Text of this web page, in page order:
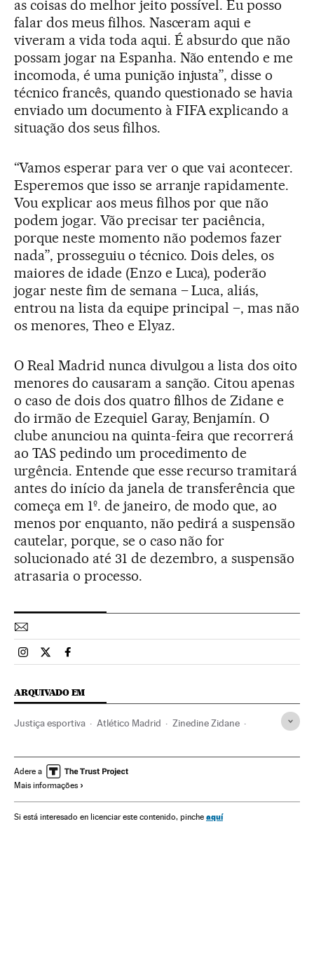
as coisas do melhor jeito possível. Eu posso
falar dos meus filhos. Nasceram aqui e
viveram a vida toda aqui. É absurdo que não
possam jogar na Espanha. Não entendo e me
incomoda, é uma punição injusta”, disse o
técnico francês, quando questionado se havia
enviado um documento à FIFA explicando a
situação dos seus filhos.
“Vamos esperar para ver o que vai acontecer.
Esperemos que isso se arranje rapidamente.
Vou explicar aos meus filhos por que não
podem jogar. Vão precisar ter paciência,
porque neste momento não podemos fazer
nada”, prosseguiu o técnico. Dois deles, os
maiores de idade (Enzo e Luca), poderão
jogar neste fim de semana – Luca, aliás,
entrou na lista da equipe principal –, mas não
os menores, Theo e Elyaz.
O Real Madrid nunca divulgou a lista dos oito
menores do causaram a sanção. Citou apenas
o caso de dois dos quatro filhos de Zidane e
do irmão de Ezequiel Garay, Benjamín. O
clube anunciou na quinta-feira que recorrerá
ao TAS pedindo um procedimento de
urgência. Entende que esse recurso tramitará
antes do início da janela de transferência que
começa em 1º. de janeiro, de modo que, ao
menos por enquanto, não pedirá a suspensão
cautelar, porque, se o caso não for
solucionado até 31 de dezembro, a suspensão
atrasaria o processo.
Esportes El País Brasil en Instagram
Esportes El País Brasil en Twitter
Esportes El País Brasil en Facebook
ARQUIVADO EM
Justiça esportiva Atlético Madrid Zinedine Zidane
FIFA La Liga Primeira divisão
Clubes futebol
Organizações desportivas Competições Esportes
Adere a
Mais informações
Si está interesado en licenciar este contenido, pinche aquí